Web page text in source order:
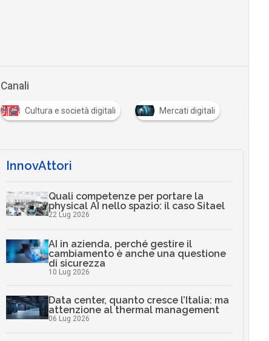
Canali
Cultura e società digitali Mercati digitali
InnovAttori
Quali competenze per portare la
physical AI nello spazio: il caso Sitael
22 Lug 2026
AI in azienda, perché gestire il
cambiamento è anche una questione
di sicurezza
10 Lug 2026
Data center, quanto cresce l’Italia: ma
attenzione al thermal management
06 Lug 2026